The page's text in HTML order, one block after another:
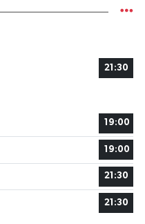
21:30
19:00
19:00
21:30
21:30